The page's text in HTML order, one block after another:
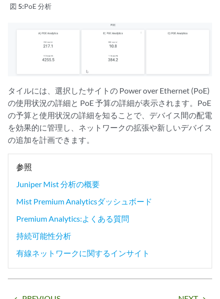
図 5:PoE 分析
タイルには、選択したサイトの Power over Ethernet (PoE)
の使用状況の詳細と PoE 予算の詳細が表示されます。PoE
の予算と使用状況の詳細を知ることで、デバイス間の配電
を効果的に管理し、ネットワークの拡張や新しいデバイス
の追加を計画できます。
参照
Juniper Mist 分析の概要
Mist Premium Analyticsダッシュボード
Premium Analytics:よくある質問
持続可能性分析
有線ネットワークに関するインサイト